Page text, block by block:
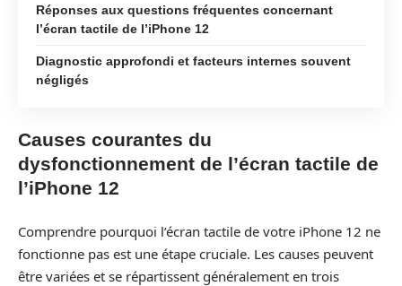
Réponses aux questions fréquentes concernant
l’écran tactile de l’iPhone 12
Diagnostic approfondi et facteurs internes souvent
négligés
Causes courantes du
dysfonctionnement de l’écran tactile de
l’iPhone 12
Comprendre pourquoi l’écran tactile de votre iPhone 12 ne
fonctionne pas est une étape cruciale. Les causes peuvent
être variées et se répartissent généralement en trois